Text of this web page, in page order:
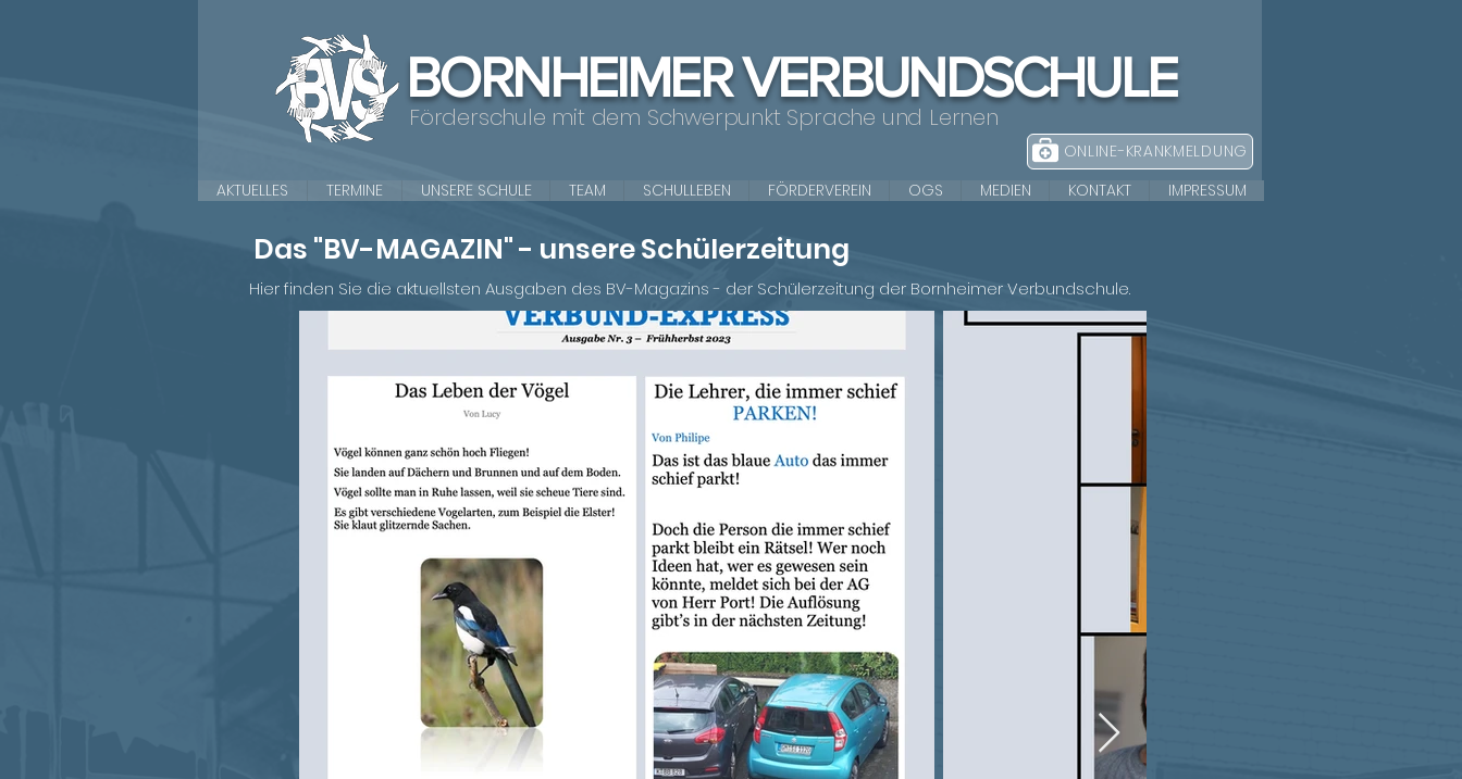
BORNHEIMER VERBUNDSCHULE
Förderschule mit dem Schwerpunkt Sprache und Lernen
ONLINE-KRANKMELDUNG
AKTUELLES
TERMINE UNSERE SCHULE TEAM SCHULLEBEN FÖRDERVEREIN OGS MEDIEN KONTAKT IMPRESSUM
Das "BV-MAGAZIN" - unsere Schülerzeitung
Hier finden Sie die aktuellsten Ausgaben des BV-Magazins - der Schülerzeitung der Bornheimer Verbundschule.